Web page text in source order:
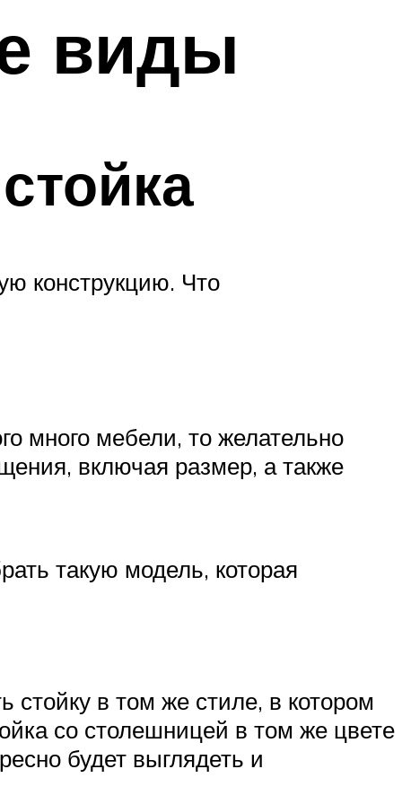
виды
конструкцию. Что
много мебели, то желательно
включая размер, а также
такую модель, которая
стойку в том же стиле, в котором
со столешницей в том же цвете
будет выглядеть и